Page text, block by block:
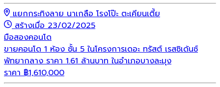
แยกกระทิงลาย นาเกลือ โรงโป๊ะ ตะเคียนเตี้ย
สร้างเมื่อ 23/02/2025
มือสองคอนโด
ขายคอนโด 1 ห้อง ชั้น 5 ในโครงการเดอะ ทรัสต์ เรสซิเด้นซ์
พัทยากลาง ราคา 1.61 ล้านบาท ในอำเภอบางละมุง
ราคา ฿1,610,000